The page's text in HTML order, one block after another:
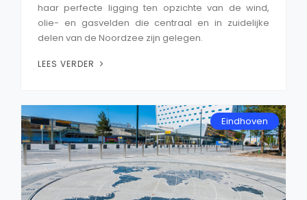
haar perfecte ligging ten opzichte van de wind,
olie- en gasvelden die centraal en in zuidelijke
delen van de Noordzee zijn gelegen.
LEES VERDER
Eindhoven